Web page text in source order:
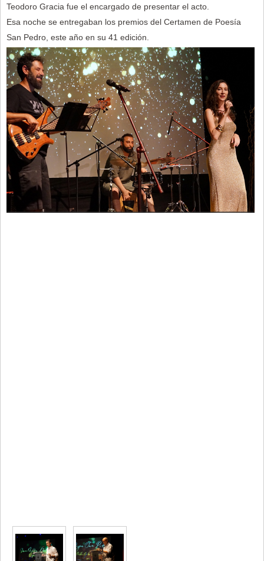
Teodoro Gracia fue el encargado de presentar el acto.
Esa noche se entregaban los premios del Certamen de Poesía
San Pedro, este año en su 41 edición.